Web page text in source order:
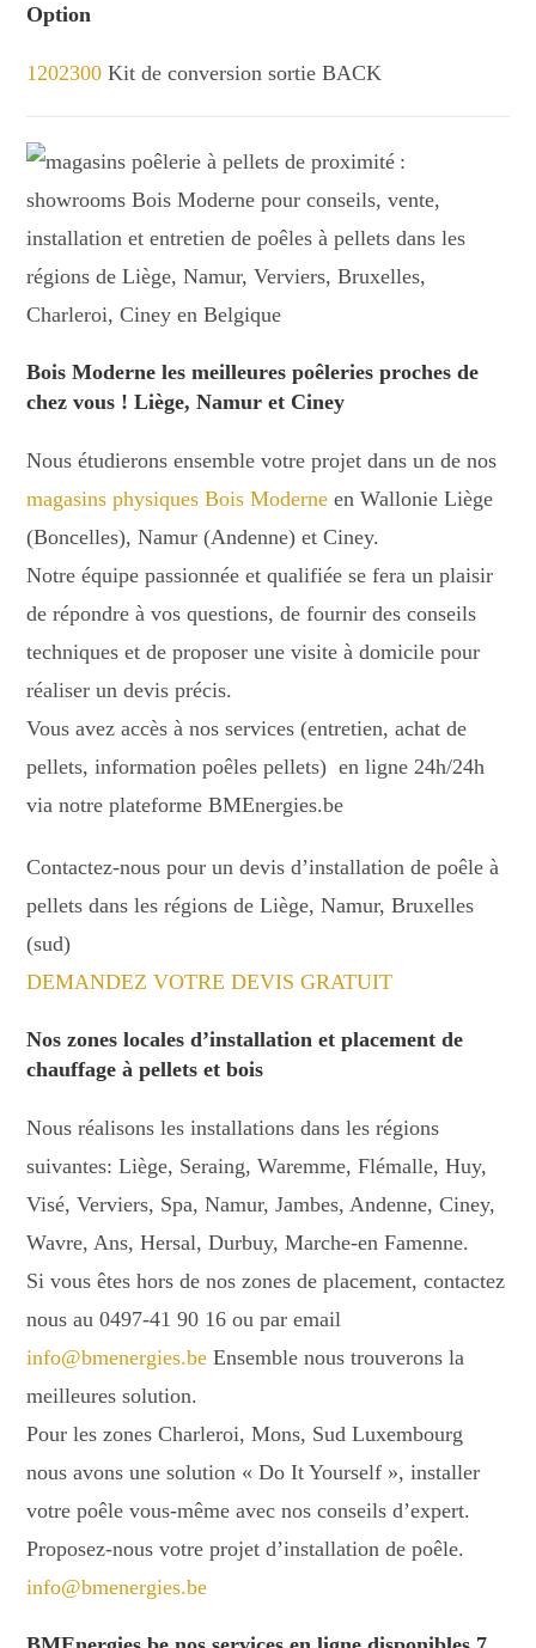
Option
1202300 Kit de conversion sortie BACK
Bois Moderne les meilleures poêleries proches de
chez vous ! Liège, Namur et Ciney
Nous étudierons ensemble votre projet dans un de nos
magasins physiques Bois Moderne en Wallonie Liège
(Boncelles), Namur (Andenne) et Ciney.
Notre équipe passionnée et qualifiée se fera un plaisir
de répondre à vos questions, de fournir des conseils
techniques et de proposer une visite à domicile pour
réaliser un devis précis.
Vous avez accès à nos services (entretien, achat de
pellets, information poêles pellets) en ligne 24h/24h
via notre plateforme BMEnergies.be
Contactez-nous pour un devis d’installation de poêle à
pellets dans les régions de Liège, Namur, Bruxelles
(sud)
DEMANDEZ VOTRE DEVIS GRATUIT
Nos zones locales d’installation et placement de
chauffage à pellets et bois
Nous réalisons les installations dans les régions
suivantes: Liège, Seraing, Waremme, Flémalle, Huy,
Visé, Verviers, Spa, Namur, Jambes, Andenne, Ciney,
Wavre, Ans, Hersal, Durbuy, Marche-en Famenne.
Si vous êtes hors de nos zones de placement, contactez
nous au 0497-41 90 16 ou par email
info@bmenergies.be Ensemble nous trouverons la
meilleures solution.
Pour les zones Charleroi, Mons, Sud Luxembourg
nous avons une solution « Do It Yourself », installer
votre poêle vous-même avec nos conseils d’expert.
Proposez-nous votre projet d’installation de poêle.
info@bmenergies.be